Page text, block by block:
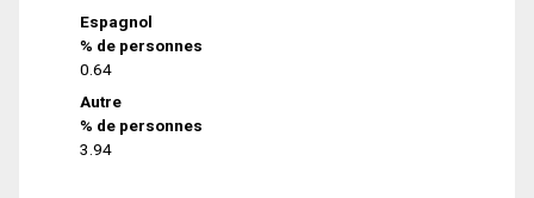
Espagnol
% de personnes
0.64
Autre
% de personnes
3.94